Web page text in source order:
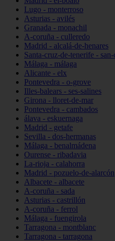
Lugo - monterroso
Asturias - avilés
Granada - monachil
A-coruña - culleredo
Madrid - alcalá-de-henares
Santa-cruz-de-tenerife -
Málaga - málaga
Alicante - elx
Pontevedra - o-grove
Illes-balears - ses-salines
Girona - lloret-de-mar
Pontevedra - cambados
álava - eskuernaga
Madrid - getafe
Sevilla - dos-hermanas
Málaga - benalmádena
Ourense - ribadavia
La-rioja - calahorra
Madrid - pozuelo-de-alarcón
Albacete - albacete
A-coruña - sada
Asturias - castrillón
A-coruña - ferrol
Málaga - fuengirola
Tarragona - montblanc
Tarragona - tarragona